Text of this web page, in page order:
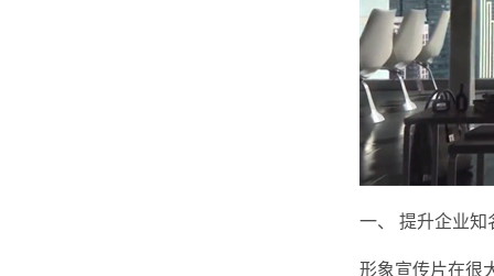
一、 提升企业知
形象宣传片在很